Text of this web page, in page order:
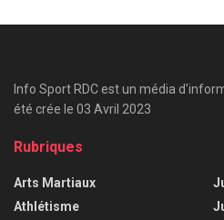
Info Sport RDC est un média
été crée le 03 Avril 2023
Rubriques
Arts Martiaux
Athlétisme